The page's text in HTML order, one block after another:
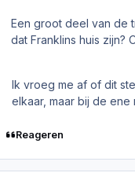
Een groot deel van de
dat Franklins huis zijn?
Ik vroeg me af of dit
elkaar, maar bij de ene
Reageren